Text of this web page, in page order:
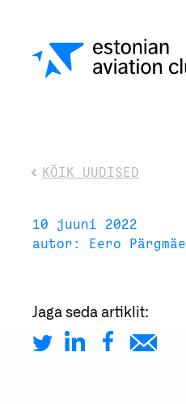
KÕIK UUDISED
10 juuni 2022
autor: Eero Pärgmäe
Jaga seda artiklit: